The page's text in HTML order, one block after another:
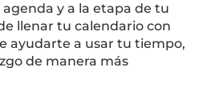
y a la etapa de tu
llenar tu calendario con
ayudarte a usar tu tiempo,
de manera más